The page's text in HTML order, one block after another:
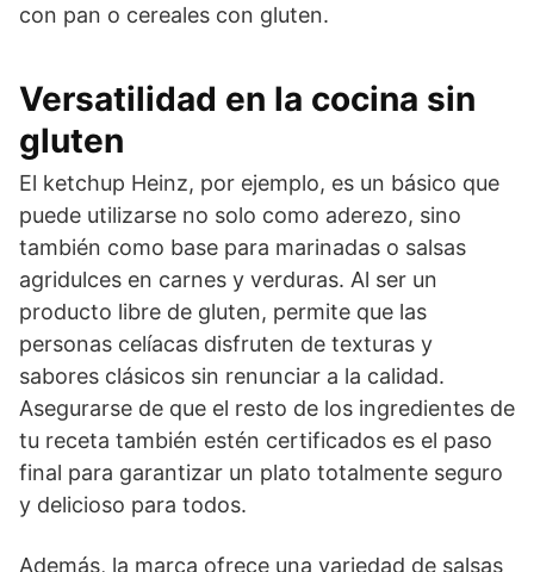
con pan o cereales con gluten.
Versatilidad en la cocina sin
gluten
El ketchup Heinz, por ejemplo, es un básico que
puede utilizarse no solo como aderezo, sino
también como base para marinadas o salsas
agridulces en carnes y verduras. Al ser un
producto libre de gluten, permite que las
personas celíacas disfruten de texturas y
sabores clásicos sin renunciar a la calidad.
Asegurarse de que el resto de los ingredientes de
tu receta también estén certificados es el paso
final para garantizar un plato totalmente seguro
y delicioso para todos.
Además, la marca ofrece una variedad de salsas